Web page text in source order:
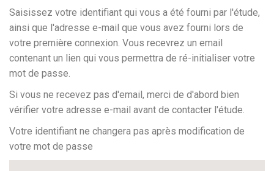
Saisissez votre identifiant qui vous a été fourni par l'étude,
ainsi que l'adresse e-mail que vous avez fourni lors de
votre première connexion. Vous recevrez un email
contenant un lien qui vous permettra de ré-initialiser votre
mot de passe.
Si vous ne recevez pas d'email, merci de d'abord bien
vérifier votre adresse e-mail avant de contacter l'étude.
Votre identifiant ne changera pas après modification de
votre mot de passe